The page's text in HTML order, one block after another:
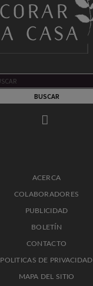
ACERCA
COLABORADORES
PUBLICIDAD
BOLETÍN
CONTACTO
POLITICAS DE PRIVACIDAD
MAPA DEL SITIO